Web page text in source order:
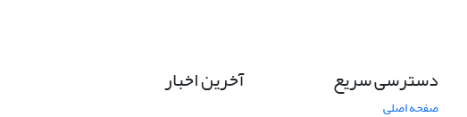
دسترسی سریع
صفحه اصلی
آخرین اخبار